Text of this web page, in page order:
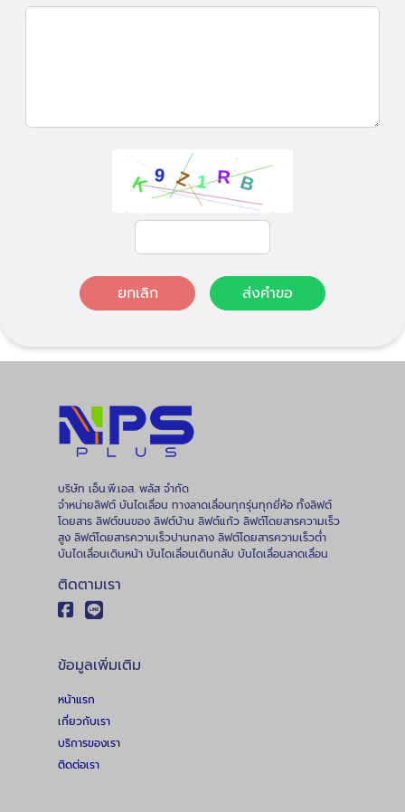
ยกเลิก ส่งคำขอ
บริษัท เอ็น.พี.เอส. พลัส จำกัด
จำหน่ายลิฟต์ บันไดเลื่อน ทางลาดเลื่อนทุกรุ่นทุกยี่ห้อ ทั้งลิฟต์
โดยสาร ลิฟต์ขนของ ลิฟต์บ้าน ลิฟต์แก้ว ลิฟต์โดยสารความเร็ว
สูง ลิฟต์โดยสารความเร็วปานกลาง ลิฟต์โดยสารความเร็วต่ำ
บันไดเลื่อนเดินหน้า บันไดเลื่อนเดินกลับ บันไดเลื่อนลาดเลื่อน
ติดตามเรา
ข้อมูลเพิ่มเติม
หน้าแรก
เกี่ยวกับเรา
บริการของเรา
ติดต่อเรา